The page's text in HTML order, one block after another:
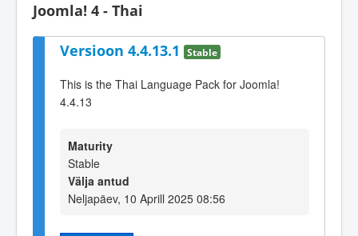
Joomla! 4 - Thai
Versioon 4.4.13.1 Stable
This is the Thai Language Pack for Joomla!
4.4.13
Maturity
Stable
Välja antud
Neljapäev, 10 Aprill 2025 08:56